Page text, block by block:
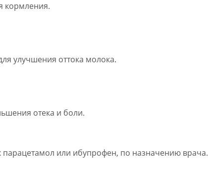
кормления.
улучшения оттока молока.
отека и боли.
или ибупрофен, по назначению врача.